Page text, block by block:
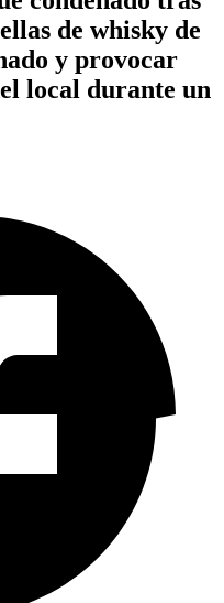
de whisky de
y provocar
local durante un